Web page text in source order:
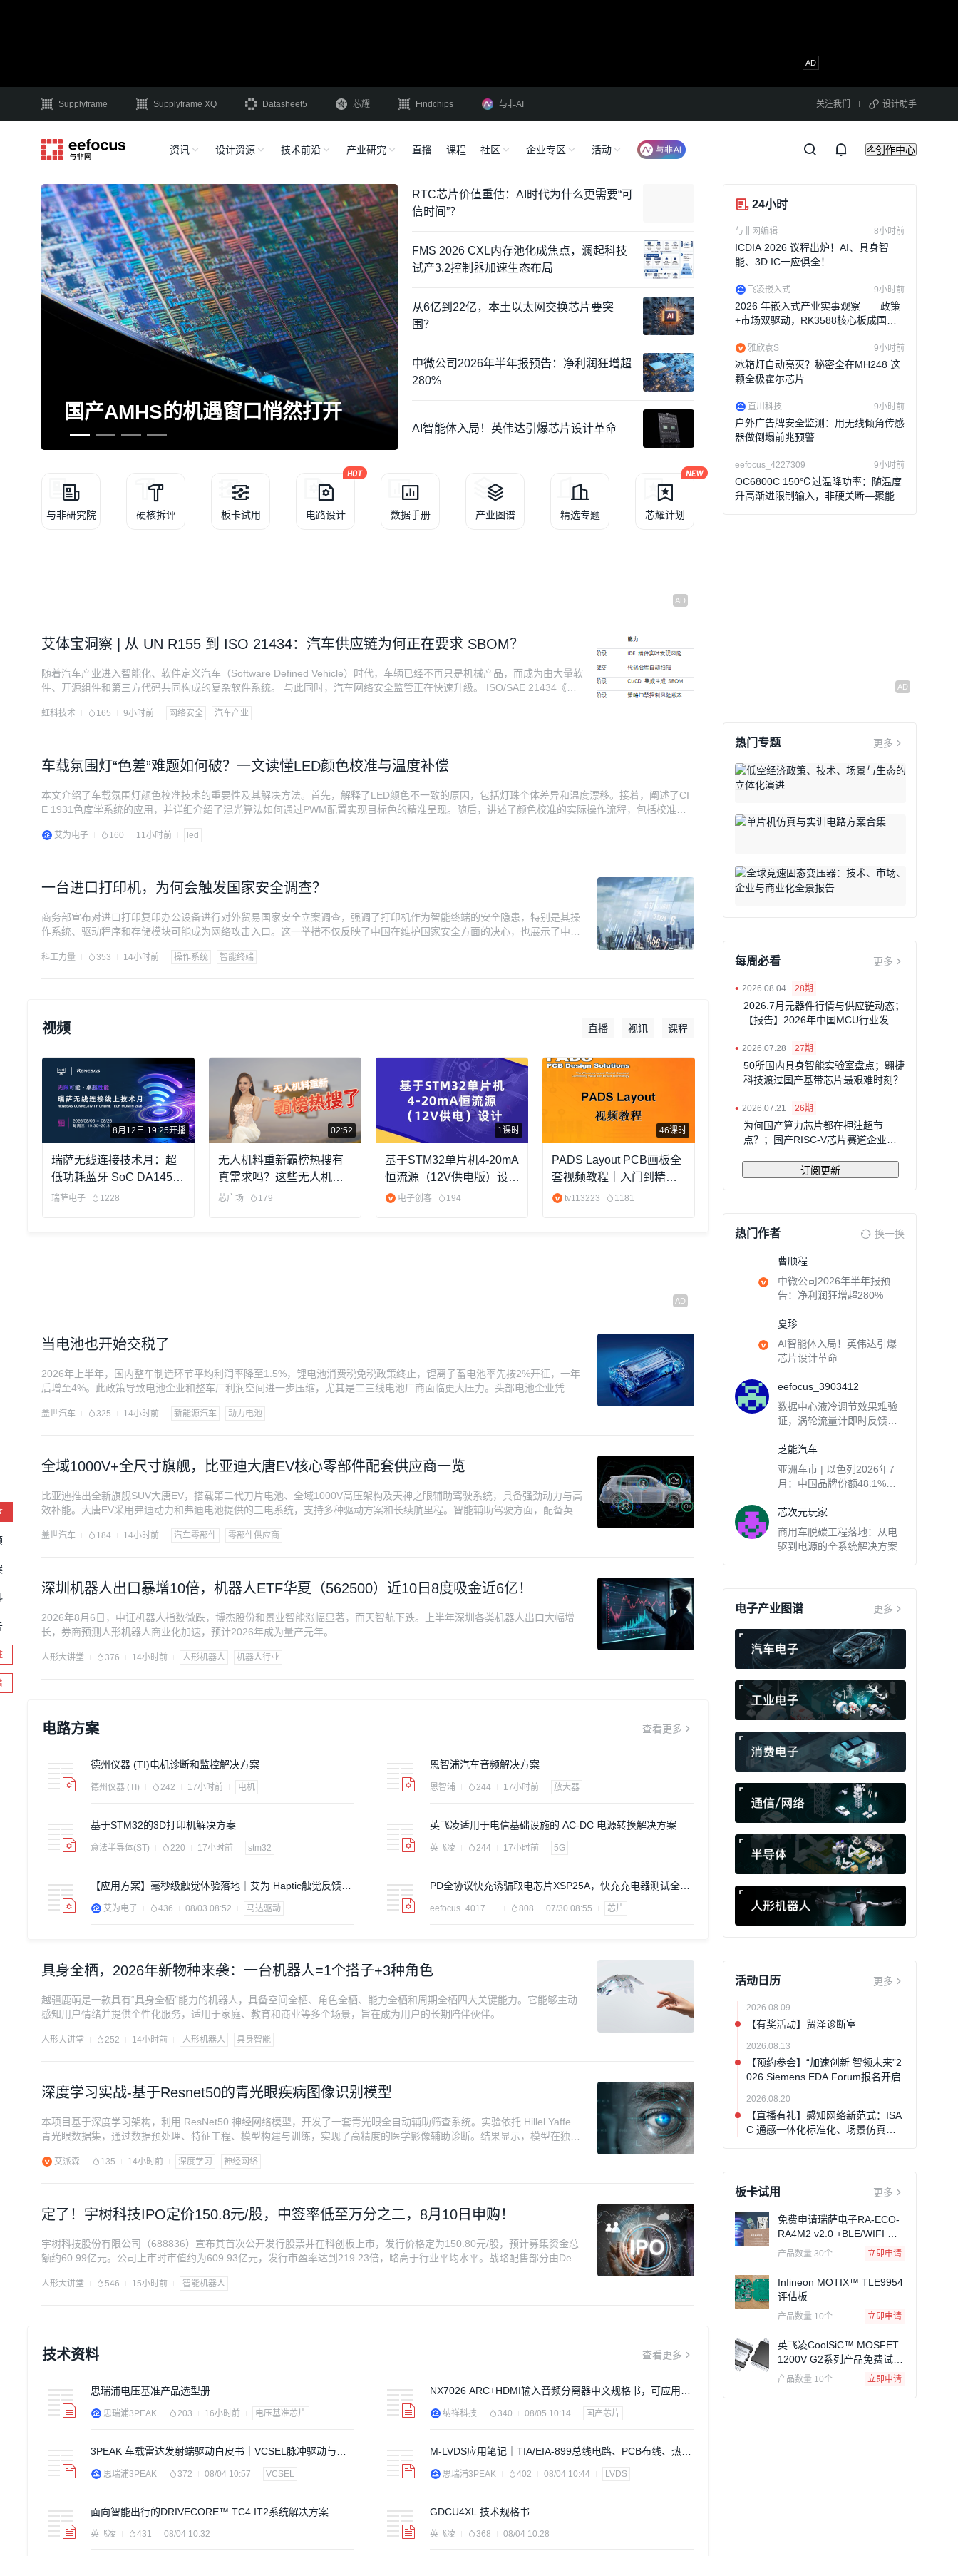
Supplyframe Supplyframe XQ Datasheet5 芯耀 Findchips 与非AI 关注我们 设计助手
资讯 设计资源 技术前沿 产业研究 直播 课程 社区 企业专区 活动 创作中心
国产AMHS的机遇窗口悄然打开 白话解读 L3/L4 强制国标 EMIB热度下先进封
RTC芯片价值重估：AI时代为什么更需要“可
信时间”？
FMS 2026 CXL内存池化成焦点，澜起科技
试产3.2控制器加速生态布局
从6亿到22亿，本土以太网交换芯片要突
围？
中微公司2026年半年报预告：净利润狂增超
280%
AI智能体入局！英伟达引爆芯片设计革命
与非研究院 硬核拆评 板卡试用 电路设计 数据手册 产业图谱 精选专题 芯耀计划
艾体宝洞察 | 从 UN R155 到 ISO 21434：汽车供应链为何正在要求 SBOM？
随着汽车产业进入智能化、软件定义汽车（Software Defined Vehicle）时代，车辆已经不再只是机械产品，而成为由大量软
件、开源组件和第三方代码共同构成的复杂软件系统。 与此同时，汽车网络安全监管正在快速升级。 ISO/SAE 21434《道
理体系，并进一步将安全要求传
虹科技术 165 9小时前 网络安全 汽车产业
车载氛围灯“色差”难题如何破？一文读懂LED颜色校准与温度补偿
本文介绍了车载氛围灯颜色校准技术的重要性及其解决方法。首先，解释了LED颜色不一致的原因，包括灯珠个体差异和温度漂移。接着，阐述了CI
E 1931色度学系统的应用，并详细介绍了混光算法如何通过PWM配置实现目标色的精准呈现。随后，讲述了颜色校准的实际操作流程，包括校准前
winic提供了车规级芯片解决方案，为客户带来精准、一致的光色输出，显著缩短开发周期并提高产品质量。
艾为电子 160 11小时前 led
一台进口打印机，为何会触发国家安全调查？
商务部宣布对进口打印复印办公设备进行对外贸易国家安全立案调查，强调了打印机作为智能终端的安全隐患，特别是其操
作系统、驱动程序和存储模块可能成为网络攻击入口。这一举措不仅反映了中国在维护国家安全方面的决心，也展示了中国
科工力量 353 14小时前 操作系统 智能终端
视频 直播 视讯 课程
8月12日 19:25开播
瑞萨无线连接技术月：超
低功耗蓝牙 SoC DA1459x
介绍及开发环境搭建教程
瑞萨电子 1228
02:52
无人机料重新霸榜热搜有
真需求吗？这些无人机订
单爆发了？
芯广场 179
1课时
基于STM32单片机4-20mA
恒流源（12V供电版）设计
（附件含资料）
电子创客 194
46课时
PADS Layout PCB画板全
套视频教程｜入门到精通4
6节完整版
tv113223 1181
当电池也开始交税了
2026年上半年，国内整车制造环节平均利润率降至1.5%，锂电池消费税免税政策终止，锂离子蓄电池率先按2%开征，一年
后增至4%。此政策导致电池企业和整车厂利润空间进一步压缩，尤其是二三线电池厂商面临更大压力。头部电池企业凭借
较大挑战。政策调整体现了从“政策红利驱动”向“市场化竞争”的转变，新能源产业进入新阶段。
盖世汽车 325 14小时前 新能源汽车 动力电池
全域1000V+全尺寸旗舰，比亚迪大唐EV核心零部件配套供应商一览
比亚迪推出全新旗舰SUV大唐EV，搭载第二代刀片电池、全域1000V高压架构及天神之眼辅助驾驶系统，具备强劲动力与高
效补能。大唐EV采用弗迪动力和弗迪电池提供的三电系统，支持多种驱动方案和长续航里程。智能辅助驾驶方面，配备英伟
盘采用CTB电池车身一体化架构，配备电动后轮转向和云辇-A智能悬挂系统，兼具操控性和舒适性。大唐EV在保持三电系统
盖世汽车 184 14小时前 汽车零部件 零部件供应商
深圳机器人出口暴增10倍，机器人ETF华夏（562500）近10日8度吸金近6亿！
2026年8月6日，中证机器人指数微跌，博杰股份和景业智能涨幅显著，而天智航下跌。上半年深圳各类机器人出口大幅增
长，券商预测人形机器人商业化加速，预计2026年成为量产元年。
人形大讲堂 376 14小时前 人形机器人 机器人行业
电路方案 查看更多
德州仪器 (TI)电机诊断和监控解决方案
德州仪器 (TI) 242 17小时前 电机
恩智浦汽车音频解决方案
恩智浦 244 17小时前 放大器
基于STM32的3D打印机解决方案
意法半导体(ST) 220 17小时前 stm32
英飞凌适用于电信基础设施的 AC-DC 电源转换解决方案
英飞凌 244 17小时前 5G
【应用方案】毫秒级触觉体验落地｜艾为 Haptic触觉反馈方
艾为电子 436 08/03 08:52 马达驱动
PD全协议快充诱骗取电芯片XSP25A，快充充电器测试全流
eefocus_4017655 808 07/30 08:55 芯片
具身全栖，2026年新物种来袭：一台机器人=1个搭子+3种角色
越疆鹿萌是一款具有“具身全栖”能力的机器人，具备空间全栖、角色全栖、能力全栖和周期全栖四大关键能力。它能够主动
感知用户情绪并提供个性化服务，适用于家庭、教育和商业等多个场景，旨在成为用户的长期陪伴伙伴。
人形大讲堂 252 14小时前 人形机器人 具身智能
深度学习实战-基于Resnet50的青光眼疾病图像识别模型
本项目基于深度学习架构，利用 ResNet50 神经网络模型，开发了一套青光眼全自动辅助筛查系统。实验依托 Hillel Yaffe
青光眼数据集，通过数据预处理、特征工程、模型构建与训练，实现了高精度的医学影像辅助诊断。结果显示，模型在独立
此系统有望在未来应用于基层医疗机构，推动青光眼的早期筛查与防治。
艾派森 135 14小时前 深度学习 神经网络
定了！宇树科技IPO定价150.8元/股，中签率低至万分之二，8月10日申购！
宇树科技股份有限公司（688836）宣布其首次公开发行股票并在科创板上市，发行价格定为150.80元/股，预计募集资金总
额约60.99亿元。公司上市时市值约为609.93亿元，发行市盈率达到219.23倍，略高于行业平均水平。战略配售部分由Deep
器人本体研发及新型产品开发等。创始人的特别表决权机制保持了对公司的控制权。
人形大讲堂 546 15小时前 智能机器人
技术资料 查看更多
思瑞浦电压基准产品选型册
思瑞浦3PEAK 203 16小时前 电压基准芯片
NX7026 ARC+HDMI输入音频分离器中文规格书，可应用在
纳祥科技 340 08/05 10:14 国产芯片
3PEAK 车载雷达发射端驱动白皮书｜VCSEL脉冲驱动与人
思瑞浦3PEAK 372 08/04 10:57 VCSEL
M-LVDS应用笔记｜TIA/EIA-899总线电路、PCB布线、热插
思瑞浦3PEAK 402 08/04 10:44 LVDS
面向智能出行的DRIVECORE™ TC4 IT2系统解决方案
英飞凌 431 08/04 10:32
GDCU4XL 技术规格书
英飞凌 368 08/04 10:28
24小时
与非网编辑 8小时前
ICDIA 2026 议程出炉！AI、具身智
能、3D IC一应俱全！
飞凌嵌入式 9小时前
2026 年嵌入式产业实事观察——政策
+市场双驱动，RK3588核心板成国产
雅欣袁S 9小时前
冰箱灯自动亮灭？秘密全在MH248 这
颗全极霍尔芯片
直川科技 9小时前
户外广告牌安全监测：用无线倾角传感
器做倒塌前兆预警
eefocus_4227309 9小时前
OC6800C 150℃过温降功率：随温度
升高渐进限制输入，非硬关断—聚能芯
热门专题 更多
每周必看 更多
• 2026.08.04 28期
2026.7月元器件行情与供应链动态；
【报告】2026年中国MCU行业发展
• 2026.07.28 27期
50所国内具身智能实验室盘点；翱捷
科技渡过国产基带芯片最艰难时刻？
• 2026.07.21 26期
为何国产算力芯片都在押注超节
点？；国产RISC-V芯片赛道企业一
订阅更新
热门作者 换一换
曹顺程
中微公司2026年半年报预
告：净利润狂增超280%
夏珍
AI智能体入局！英伟达引爆
芯片设计革命
eefocus_3903412
数据中心液冷调节效果难验
证，涡轮流量计即时反馈解
芝能汽车
亚洲车市 | 以色列2026年7
月：中国品牌份额48.1%，O
芯次元玩家
商用车脱碳工程落地：从电
驱到电源的全系统解决方案
电子产业图谱 更多
活动日历 更多
2026.08.09
【有奖活动】贸泽诊断室
2026.08.13
【预约参会】“加速创新 智领未来”2
026 Siemens EDA Forum报名开启
2026.08.20
【直播有礼】感知网络新范式：ISA
C 通感一体化标准化、场景仿真与
板卡试用 更多
免费申请瑞萨电子RA-ECO-
RA4M2 v2.0 +BLE/WIFI 无
线模块
产品数量 30个 立即申请
Infineon MOTIX™ TLE9954
评估板
产品数量 10个 立即申请
英飞凌CoolSiC™ MOSFET
1200V G2系列产品免费试用
申请
产品数量 10个 立即申请